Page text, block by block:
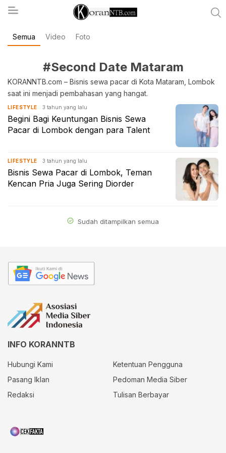
koranntb.com
Semua Video Foto
#Second Date Mataram
KORANNTB.com – Bisnis sewa pacar di Kota Mataram, Lombok
saat ini menjadi pembahasan yang hangat.
LIFESTYLE 3 tahun yang lalu
Begini Bagi Keuntungan Bisnis Sewa
Pacar di Lombok dengan para Talent
LIFESTYLE 3 tahun yang lalu
Bisnis Sewa Pacar di Lombok, Teman
Kencan Pria Juga Sering Diorder
Sudah ditampilkan semua
INFO KORANNTB
Hubungi Kami
Ketentuan Pengguna
Pasang Iklan
Pedoman Media Siber
Redaksi
Tulisan Berbayar